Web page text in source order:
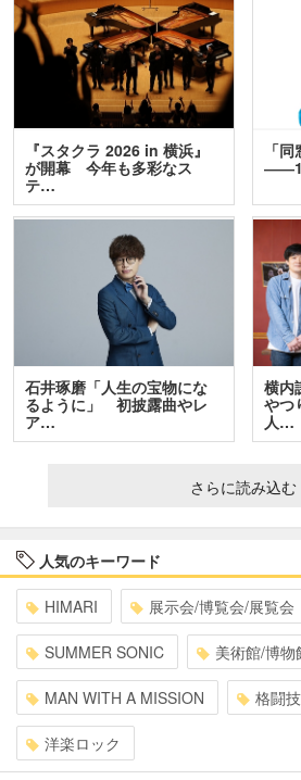
『スタクラ 2026 in 横浜』
が開幕 今年も多彩なス
テ…
「
石井琢磨「人生の宝物にな
るように」 初披露曲やレ
ア…
横内
や
人…
さらに読み込む
人気のキーワード
HIMARI 展示会/博覧会/展覧会
SUMMER SONIC 美術館/博物
MAN WITH A MISSION 格闘技
洋楽ロック